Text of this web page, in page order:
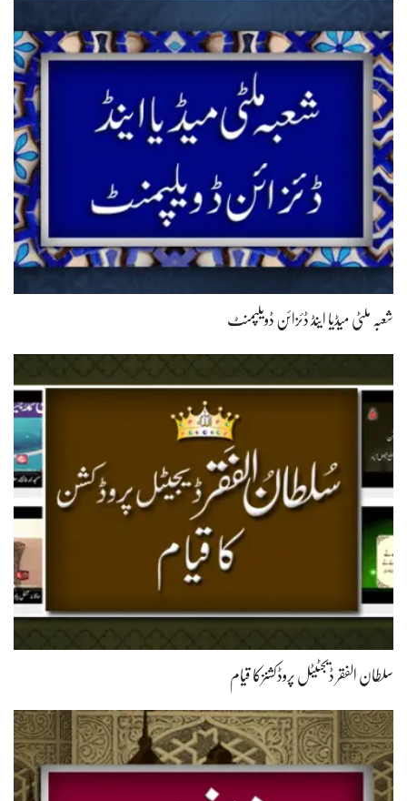
شعبہ ملٹی میڈیا اینڈ ڈئزائن ڈویلپمنٹ
سلطان الفقر ڈیجٹیٹل پروڈکشنزکا قیام